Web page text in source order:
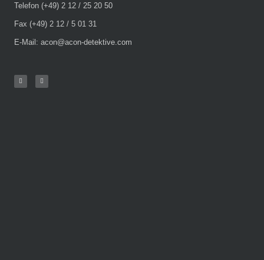
Telefon (+49) 2 12 / 25 20 50
Fax (+49) 2 12 / 5 01 31
E-Mail: acon@acon-detektive.com